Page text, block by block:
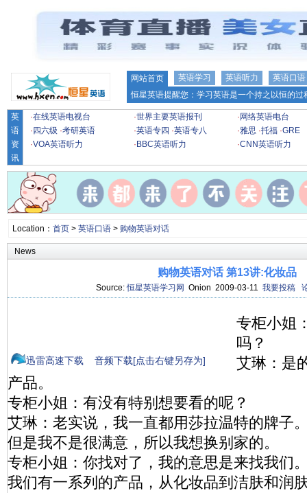
网站首页 英语学习 英语听力
英语口语
恒星英语提醒您：学习英语是一个持之以恒的
英
语
资
讯
·在线英语电视台 ·世界主要英语报刊 · 网络英语电台
· 四六级 ·考研英语 ·英语专四 ·英语专八 ·雅思 ·托福 ·GRE
·VOA英语听力 · BBC英语听力 ·CNN英语听力
Location： 首页> 英语口语> 购物英语对话
News
购物英语对话 第13讲:化妆品
Source:恒星英语学习网 Onion 2009-03-11 我要投稿
迅雷高速下载 音频下载[点击右键另存为]
专柜小姐
吗？
艾琳：是
产品。
专柜小姐：有没有特别想要看的呢？
艾琳：老实说，我一直都用莎拉温特的牌子
但是我不是很满意，所以我想换别家的。
专柜小姐：你找对了，我的意思是来找我们
我们有一系列的产品，从化妆品到洁肤和润